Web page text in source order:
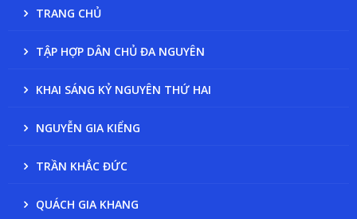
TRANG CHỦ
TẬP HỢP DÂN CHỦ ĐA NGUYÊN
KHAI SÁNG KỶ NGUYÊN THỨ HAI
NGUYỄN GIA KIỂNG
TRẦN KHẮC ĐỨC
QUÁCH GIA KHANG